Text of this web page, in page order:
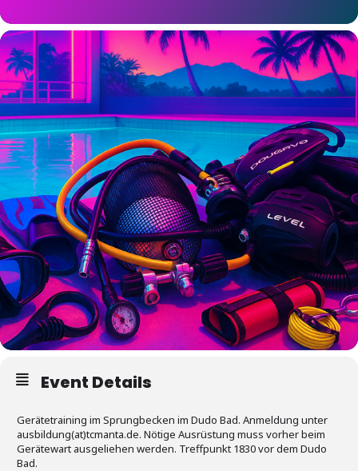
Event Details
Gerätetraining im Sprungbecken im Dudo Bad. Anmeldung unter
ausbildung(at)tcmanta.de. Nötige Ausrüstung muss vorher beim
Gerätewart ausgeliehen werden. Treffpunkt 1830 vor dem Dudo
Bad.